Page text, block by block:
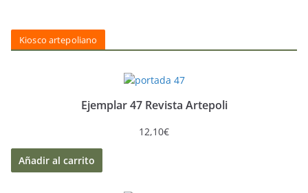
Kiosco artepoliano
Ejemplar 47 Revista Artepoli
12,10€
Añadir al carrito